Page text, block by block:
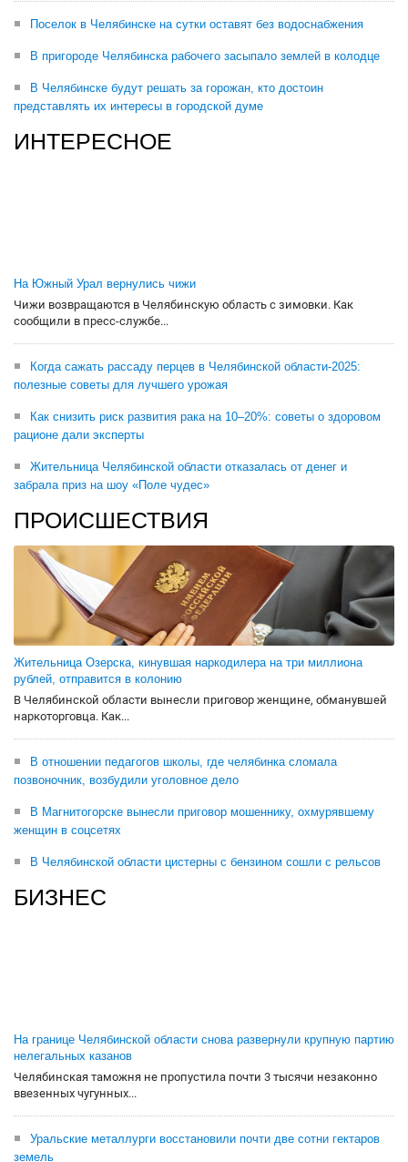
Поселок в Челябинске на сутки оставят без водоснабжения
В пригороде Челябинска рабочего засыпало землей в колодце
В Челябинске будут решать за горожан, кто достоин
представлять их интересы в городской думе
ИНТЕРЕСНОЕ
На Южный Урал вернулись чижи
Чижи возвращаются в Челябинскую область с зимовки. Как
сообщили в пресс-службе...
Когда сажать рассаду перцев в Челябинской области-2025:
полезные советы для лучшего урожая
Как снизить риск развития рака на 10–20%: советы о здоровом
рационе дали эксперты
Жительница Челябинской области отказалась от денег и
забрала приз на шоу «Поле чудес»
ПРОИСШЕСТВИЯ
Жительница Озерска, кинувшая наркодилера на три миллиона
рублей, отправится в колонию
В Челябинской области вынесли приговор женщине, обманувшей
наркоторговца. Как...
В отношении педагогов школы, где челябинка сломала
позвоночник, возбудили уголовное дело
В Магнитогорске вынесли приговор мошеннику, охмурявшему
женщин в соцсетях
В Челябинской области цистерны с бензином сошли с рельсов
БИЗНЕС
На границе Челябинской области снова развернули крупную партию
нелегальных казанов
Челябинская таможня не пропустила почти 3 тысячи незаконно
ввезенных чугунных...
Уральские металлурги восстановили почти две сотни гектаров
земель